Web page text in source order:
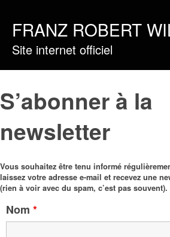
FRANZ ROBERT
Site internet officiel
Home
Vidéos
Tournée
Boutique
Newsletter
Contact
S’abonner à la
newsletter
Vous souhaitez être tenu informé
laissez votre adresse e-mail et recevez une
(rien à voir avec du spam, c’est pas souvent).
Nom *